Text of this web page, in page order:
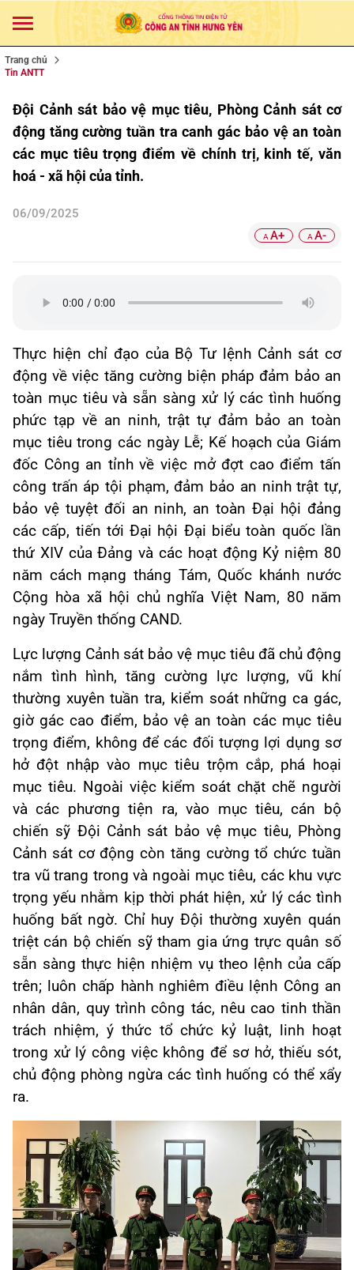
Trang chủ
Tin ANTT
Đội Cảnh sát bảo vệ mục tiêu, Phòng Cảnh sát cơ
động tăng cường tuần tra canh gác bảo vệ an toàn
các mục tiêu trọng điểm về chính trị, kinh tế, văn
hoá - xã hội của tỉnh.
06/09/2025
A A+ A A-
Thực hiện chỉ đạo của Bộ Tư lệnh Cảnh sát cơ
động về việc tăng cường biện pháp đảm bảo an
toàn mục tiêu và sẵn sàng xử lý các tình huống
phức tạp về an ninh, trật tự đảm bảo an toàn
mục tiêu trong các ngày Lễ; Kế hoạch của Giám
đốc Công an tỉnh về việc mở đợt cao điểm tấn
công trấn áp tội phạm, đảm bảo an ninh trật tự,
bảo vệ tuyệt đối an ninh, an toàn Đại hội đảng
các cấp, tiến tới Đại hội Đại biểu toàn quốc lần
thứ XIV của Đảng và các hoạt động Kỷ niệm 80
năm cách mạng tháng Tám, Quốc khánh nước
Cộng hòa xã hội chủ nghĩa Việt Nam, 80 năm
ngày Truyền thống CAND.
Lực lượng Cảnh sát bảo vệ mục tiêu đã chủ động
nắm tình hình, tăng cường lực lượng, vũ khí
thường xuyên tuần tra, kiểm soát những ca gác,
giờ gác cao điểm, bảo vệ an toàn các mục tiêu
trọng điểm, không để các đối tượng lợi dụng sơ
hở đột nhập vào mục tiêu trộm cắp, phá hoại
mục tiêu. Ngoài việc kiểm soát chặt chẽ người
và các phương tiện ra, vào mục tiêu, cán bộ
chiến sỹ Đội Cảnh sát bảo vệ mục tiêu, Phòng
Cảnh sát cơ động còn tăng cường tổ chức tuần
tra vũ trang trong và ngoài mục tiêu, các khu vực
trọng yếu nhằm kịp thời phát hiện, xử lý các tình
huống bất ngờ. Chỉ huy Đội thường xuyên quán
triệt cán bộ chiến sỹ tham gia ứng trực quân số
sẵn sàng thực hiện nhiệm vụ theo lệnh của cấp
trên; luôn chấp hành nghiêm điều lệnh Công an
nhân dân, quy trình công tác, nêu cao tinh thần
trách nhiệm, ý thức tổ chức kỷ luật, linh hoạt
trong xử lý công việc không để sơ hở, thiếu sót,
chủ động phòng ngừa các tình huống có thể xẩy
ra.